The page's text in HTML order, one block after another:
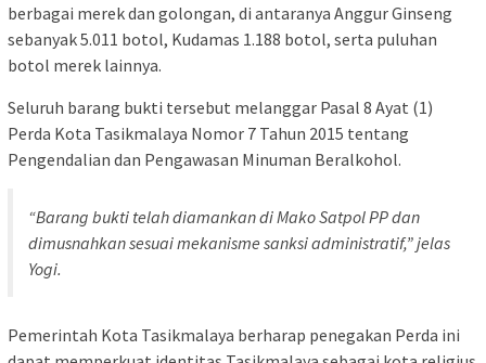
berbagai merek dan golongan, di antaranya Anggur Ginseng
sebanyak 5.011 botol, Kudamas 1.188 botol, serta puluhan
botol merek lainnya.
Seluruh barang bukti tersebut melanggar Pasal 8 Ayat (1)
Perda Kota Tasikmalaya Nomor 7 Tahun 2015 tentang
Pengendalian dan Pengawasan Minuman Beralkohol.
“Barang bukti telah diamankan di Mako Satpol PP dan
dimusnahkan sesuai mekanisme sanksi administratif,” jelas
Yogi.
Pemerintah Kota Tasikmalaya berharap penegakan Perda ini